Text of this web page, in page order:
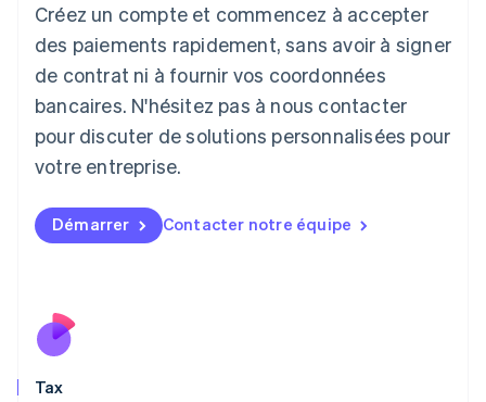
Créez un compte et commencez à accepter
des paiements rapidement, sans avoir à signer
de contrat ni à fournir vos coordonnées
bancaires. N'hésitez pas à nous contacter
pour discuter de solutions personnalisées pour
votre entreprise.
Démarrer Contacter notre équipe
Tax
Japon
日本語
Lettonie
English
Liechtenstein
DeutschEnglish
English
FrançaisDeutschEnglish
Malaisie
Mexique
Español